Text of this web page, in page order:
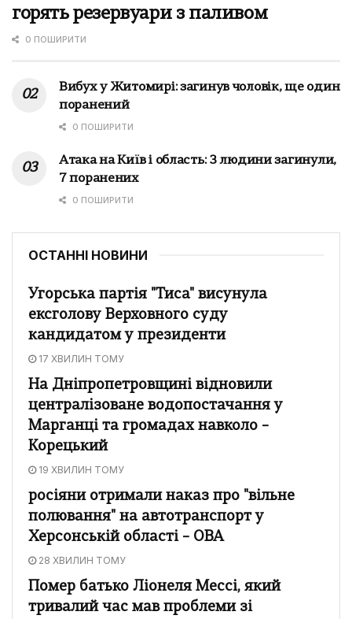
горять резервуари з паливом
0 ПОШИРИТИ
Вибух у Житомирі: загинув чоловік, ще один
поранений
0 ПОШИРИТИ
Атака на Київ і область: 3 людини загинули,
7 поранених
0 ПОШИРИТИ
ОСТАННІ НОВИНИ
Угорська партія "Тиса" висунула
ексголову Верховного суду
кандидатом у президенти
17 ХВИЛИН ТОМУ
На Дніпропетровщині відновили
централізоване водопостачання у
Марганці та громадах навколо –
Корецький
19 ХВИЛИН ТОМУ
росіяни отримали наказ про "вільне
полювання" на автотранспорт у
Херсонській області – ОВА
28 ХВИЛИН ТОМУ
Помер батько Ліонеля Мессі, який
тривалий час мав проблеми зі